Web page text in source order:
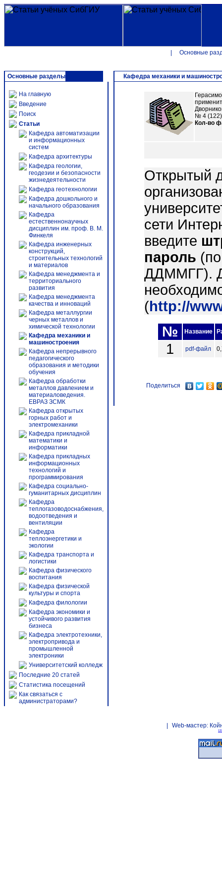
Основные
Основные разделы
На главную
Введение
Поиск
Статьи
Кафедра автоматизации
и информационных
систем
Кафедра архитектуры
Кафедра геологии,
геодезии и безопасности
жизнедеятельности
Кафедра геотехнологии
Кафедра дошкольного и
начального образования
Кафедра
естественнонаучных
дисциплин им. проф. В. М.
Финкеля
Кафедра инженерных
конструкций,
строительных технологий
и материалов
Кафедра менеджмента и
территориального
развития
Кафедра менеджмента
качества и инноваций
Кафедра металлургии
черных металлов и
химической технологии
Кафедра механики и
машиностроения
Кафедра непрерывного
педагогического
образования и методики
обучения
Кафедра обработки
металлов давлением и
материаловедения.
ЕВРАЗ ЗСМК
Кафедра открытых
горных работ и
электромеханики
Кафедра прикладной
математики и
информатики
Кафедра прикладных
информационных
технологий и
программирования
Кафедра социально-
гуманитарных дисциплин
Кафедра
теплогазоводоснабжения,
водоотведения и
вентиляции
Кафедра
теплоэнергетики и
экологии
Кафедра транспорта и
логистики
Кафедра физического
воспитания
Кафедра физической
культуры и спорта
Кафедра филологии
Кафедра экономики и
устойчивого развития
бизнеса
Кафедра электротехники,
электропривода и
промышленной
электроники
Университетский колледж
Последние 20 статей
Статистика посещений
Как связаться с
администраторами?
Кафедра механики и
№ 4
Кол-во
Открытый
сети
введите
пароль
ДДММГГ).
(http://
№
Название
1 pdf-файл
Поделиться
Web-мастер: